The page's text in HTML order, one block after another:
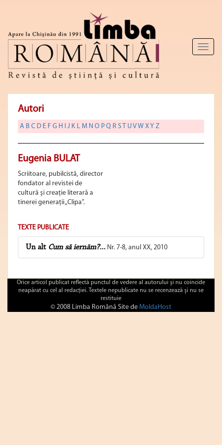
Toggle
Autori
A B C D E F G H I J K L M N O P Q R S T U VW X Y Z
Eugenia BULAT
Scriitoare, pubilcistă, director
fondator al revistei de
cultură şi creaţie literară a
tinerei generaţii „Clipa”.
TEXTE PUBLICATE
Un alt Cum să iernăm?... Nr. 7-8, anul XX, 2010
Orice articol publicat reflectă punctul de vedere al autorului şi nu coincide
neapărat cu cel al redacţiei. Textele nepublicate nu se recenzează şi nu se
restituie
© 2008 Limba Română Site de MoldaHost